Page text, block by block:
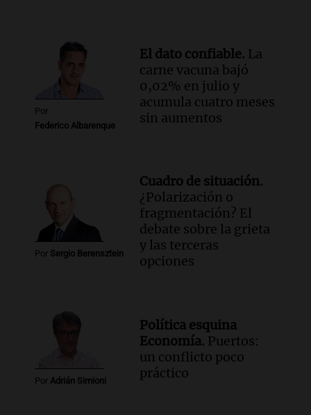
una sola noche
Panorama Federal
Episodios
Por
Federico Albarenque
El dato confiable. La
carne vacuna bajó
0,02% en julio y
acumula cuatro meses
sin aumentos
Por Sergio Berensztein
Cuadro de situación.
¿Polarización o
fragmentación? El
debate sobre la grieta
y las terceras
opciones
Por Adrián Simioni
Política esquina
Economía. Puertos:
un conflicto poco
práctico